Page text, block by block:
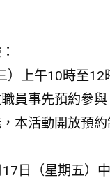
）上午10時至12
員事先預約參
本活動開放預
日（星期五）